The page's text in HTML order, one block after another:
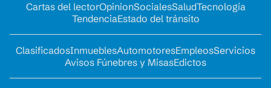
Cartas del lectorOpinionSocialesSaludTecnología
TendenciaEstado del tránsito
ClasificadosInmueblesAutomotoresEmpleosServicios
Avisos Fúnebres y MisasEdictos